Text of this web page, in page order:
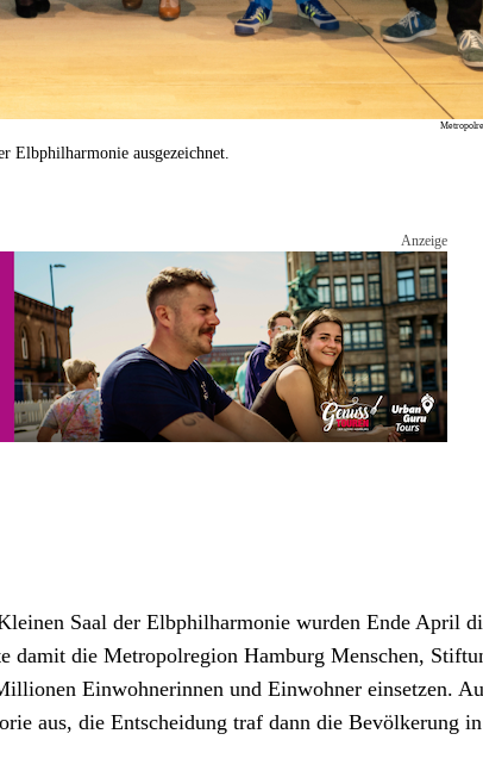
Elbphilharmonie ausgezeichnet.
Saal der Elbphilharmonie wurden Ende April
damit die Metropolregion Hamburg Menschen,
Einwohnerinnen und Einwohner einsetzen.
aus, die Entscheidung traf dann die Bevölkerung